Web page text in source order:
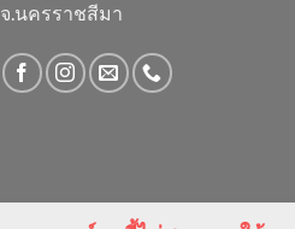
จ.นครราชสีมา